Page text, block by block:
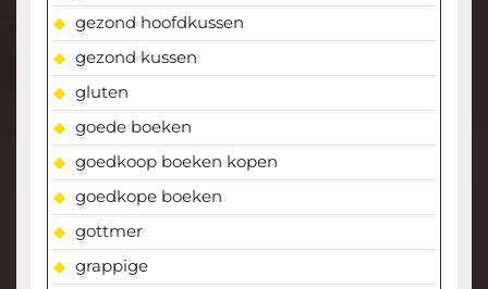
gezond hoofdkussen
gezond kussen
gluten
goede boeken
goedkoop boeken kopen
goedkope boeken
gottmer
grappige